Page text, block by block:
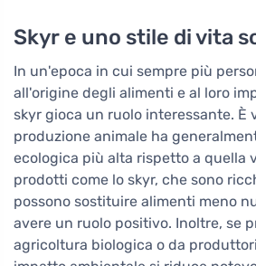
Skyr e uno stile di vita
In un'epoca in cui sempre più
all'origine degli alimenti e al loro
skyr gioca un ruolo interessante. È
produzione animale ha
ecologica più alta rispetto a quella
prodotti come lo skyr, che sono
possono sostituire alimenti meno
avere un ruolo positivo. Inoltre, se
agricoltura biologica o da